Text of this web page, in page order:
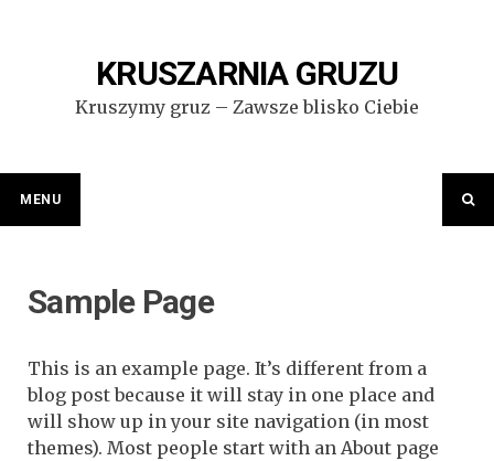
KRUSZARNIA GRUZU
Kruszymy gruz – Zawsze blisko Ciebie
MENU
Sample Page
This is an example page. It’s different from a
blog post because it will stay in one place and
will show up in your site navigation (in most
themes). Most people start with an About page